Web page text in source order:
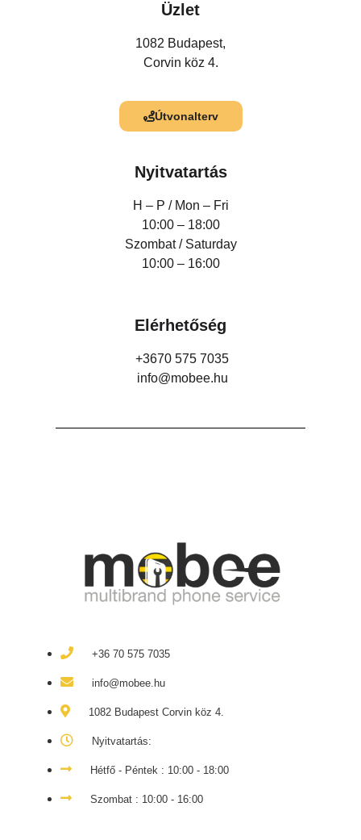
Üzlet
1082 Budapest,
Corvin köz 4.
Útvonalterv
Nyitvatartás
H – P / Mon – Fri
10:00 – 18:00
Szombat / Saturday
10:00 – 16:00
Elérhetőség
+3670 575 7035
info@mobee.hu
+36 70 575 7035
info@mobee.hu
1082 Budapest Corvin köz 4.
Nyitvatartás:
Hétfő - Péntek : 10:00 - 18:00
Szombat : 10:00 - 16:00